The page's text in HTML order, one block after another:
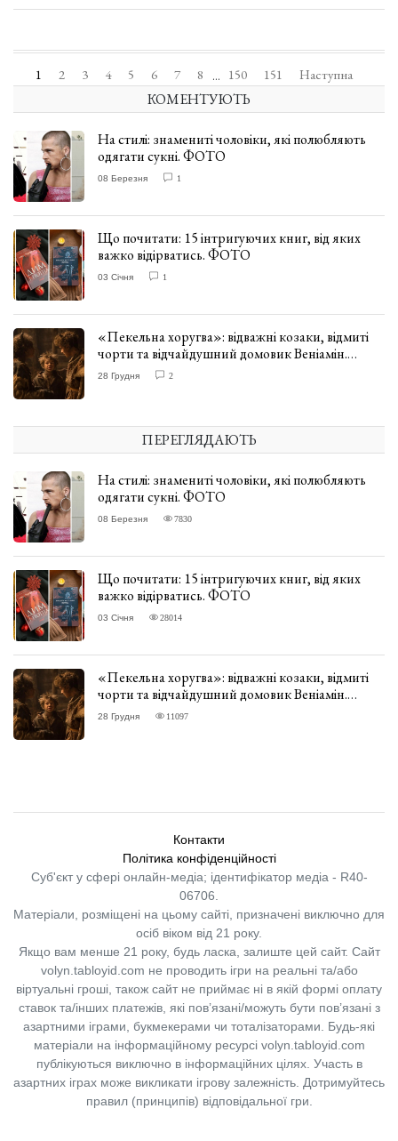
1 2 3 4 5 6 7 8 ... 150 151 Наступна
КОМЕНТУЮТЬ
На стилі: знамениті чоловіки, які полюбляють
одягати сукні. ФОТО
08 Березня 1
Що почитати: 15 інтригуючих книг, від яких
важко відірватись. ФОТО
03 Січня 1
«Пекельна хоругва»: відважні козаки, відмиті
чорти та відчайдушний домовик Веніамін.
ВІДГУК
28 Грудня 2
ПЕРЕГЛЯДАЮТЬ
На стилі: знамениті чоловіки, які полюбляють
одягати сукні. ФОТО
08 Березня 7830
Що почитати: 15 інтригуючих книг, від яких
важко відірватись. ФОТО
03 Січня 28014
«Пекельна хоругва»: відважні козаки, відмиті
чорти та відчайдушний домовик Веніамін.
ВІДГУК
28 Грудня 11097
Контакти
Політика конфіденційності
Суб'єкт у сфері онлайн-медіа; ідентифікатор медіа - R40-
06706.
Матеріали, розміщені на цьому сайті, призначені виключно для
осіб віком від 21 року.
Якщо вам менше 21 року, будь ласка, залиште цей сайт. Сайт
volyn.tabloyid.com не проводить ігри на реальні та/або
віртуальні гроші, також сайт не приймає ні в якій формі оплату
ставок та/інших платежів, які пов’язані/можуть бути пов’язані з
азартними іграми, букмекерами чи тоталізаторами. Будь-які
матеріали на інформаційному ресурсі volyn.tabloyid.com
публікуються виключно в інформаційних цілях. Участь в
азартних іграх може викликати ігрову залежність. Дотримуйтесь
правил (принципів) відповідальної гри.